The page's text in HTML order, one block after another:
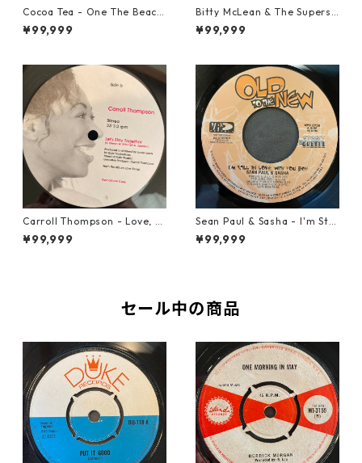
Cocoa Tea - One The Beach
【7-21919】
¥99,999
Bitty McLean & The Superso
nics - Walk Away From Love
【7-21989】
¥99,999
Carroll Thompson - Love, N
eed And Want You【12-2198
3】
¥99,999
Sean Paul & Sasha - I'm Still
In Love With You Boy【7-218
78】
¥99,999
セール中の商品